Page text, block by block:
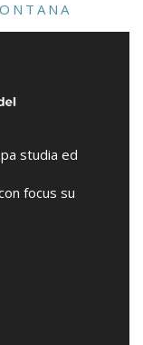
studia ed
focus su